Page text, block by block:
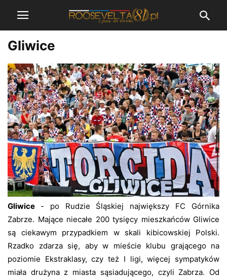
Gliwice
Gliwice - po Rudzie Śląskiej największy FC Górnika
Zabrze. Mające niecałe 200 tysięcy mieszkańców Gliwice
są ciekawym przypadkiem w skali kibicowskiej Polski.
Rzadko zdarza się, aby w mieście klubu grającego na
poziomie Ekstraklasy, czy też I ligi, więcej sympatyków
miała drużyna z miasta sąsiadującego, czyli Zabrza. Od